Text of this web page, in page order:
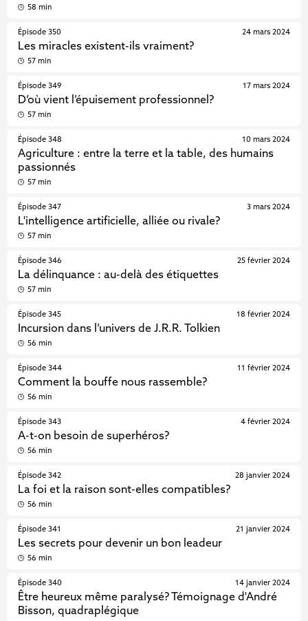
58 min
Épisode 350
Les miracles existent-ils vraiment?
24 mars 2024
57 min
Épisode 349
D’où vient l’épuisement professionnel?
17 mars 2024
57 min
Épisode 348
Agriculture : entre la terre et la table, des humains
passionnés
10 mars 2024
57 min
Épisode 347
L'intelligence artificielle, alliée ou rivale?
3 mars 2024
57 min
Épisode 346
La délinquance : au-delà des étiquettes
25 février 2024
57 min
Épisode 345
Incursion dans l’univers de J.R.R. Tolkien
18 février 2024
56 min
Épisode 344
Comment la bouffe nous rassemble?
11 février 2024
56 min
Épisode 343
A-t-on besoin de superhéros?
4 février 2024
56 min
Épisode 342
La foi et la raison sont-elles compatibles?
28 janvier 2024
56 min
Épisode 341
Les secrets pour devenir un bon leadeur
21 janvier 2024
56 min
Épisode 340
Être heureux même paralysé? Témoignage d'André
Bisson, quadraplégique
14 janvier 2024